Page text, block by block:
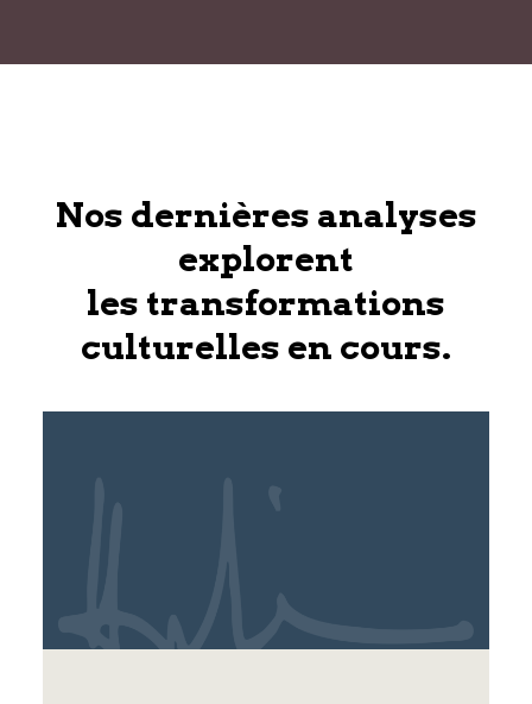
Nos dernières analyses
explorent
les transformations
culturelles en cours.